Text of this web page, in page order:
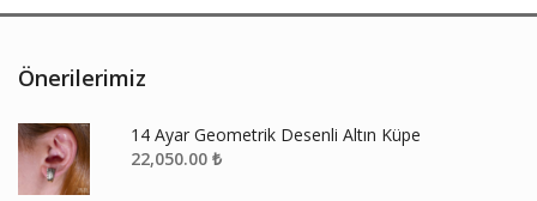
Önerilerimiz
14 Ayar Geometrik Desenli Altın Küpe
22,050.00 ₺